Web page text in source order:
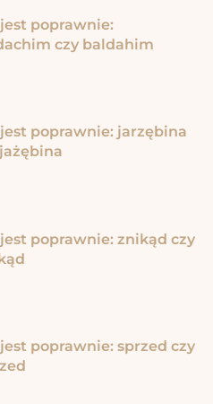
poprawnie:
czy baldahim
poprawnie: jarzębina
poprawnie: znikąd czy
poprawnie: sprzed czy